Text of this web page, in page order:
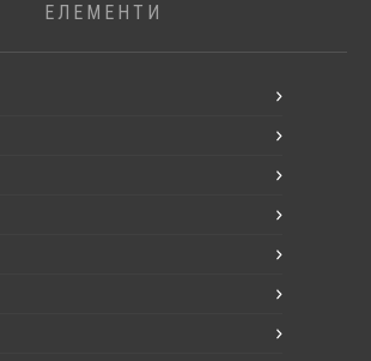
ЕЛЕМЕНТИ